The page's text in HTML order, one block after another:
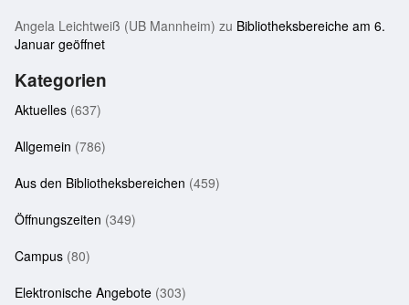
Angela Leichtweiß (UB Mannheim) zu Bibliotheksbereiche am 6.
Januar geöffnet
Kategorien
Aktuelles (637)
Allgemein (786)
Aus den Bibliotheksbereichen (459)
Öffnungszeiten (349)
Campus (80)
Elektronische Angebote (303)